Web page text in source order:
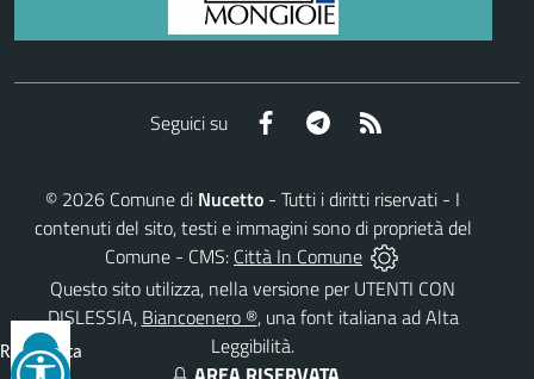
Seguici su Facebook Telegram
© 2026 Comune di Nucetto - Tutti i diritti riservati - I
contenuti del sito, testi e immagini sono di proprietà del
Comune - CMS: Città In Comune
Questo sito utilizza, nella versione per UTENTI CON
DISLESSIA, Biancoenero ®, una font italiana ad Alta
Leggibilità.
Reimposta
tutto